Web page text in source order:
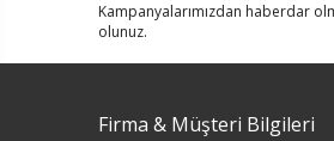
Kampanyalarımızdan haberdar
olunuz.
Firma & Müşteri Bilgileri